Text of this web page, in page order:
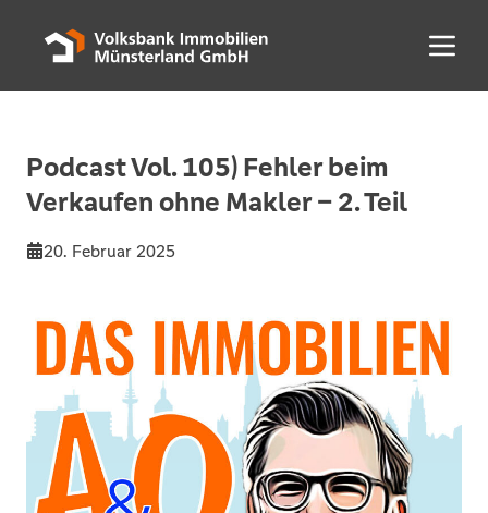
Menü
Podcast Vol. 105) Fehler beim
Verkaufen ohne Makler – 2. Teil
20. Februar 2025